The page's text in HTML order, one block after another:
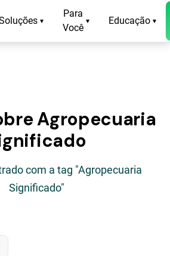
▾
Para
Você
▾ Educação ▾
Agropecuaria
com a tag "Agropecuaria
Significado"